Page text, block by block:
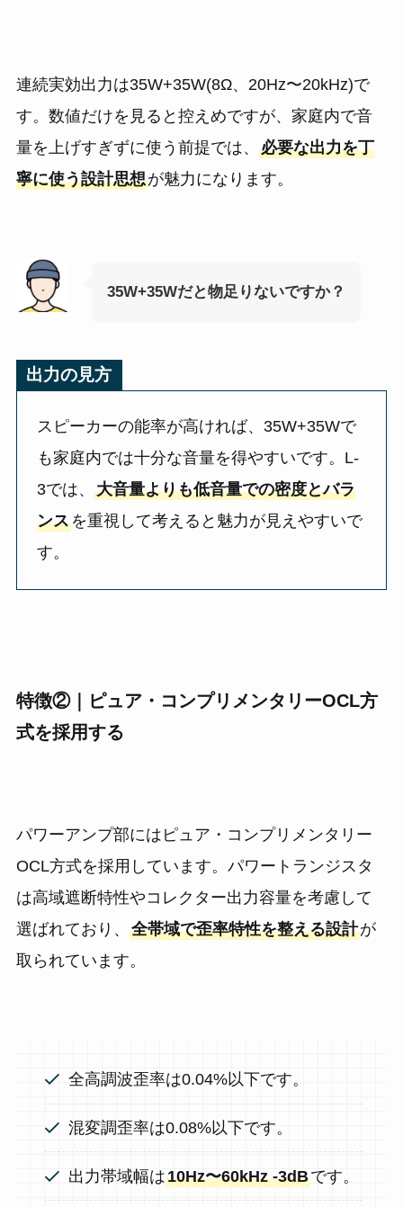
連続実効出力は35W+35W(8Ω、20Hz〜20kHz)で
す。数値だけを見ると控えめですが、家庭内で音
量を上げすぎずに使う前提では、 必要な出力を丁
寧に使う設計思想が魅力になります。
35W+35Wだと物足りないですか？
出力の見方
スピーカーの能率が高ければ、35W+35Wで
も家庭内では十分な音量を得やすいです。L-
3では、大音量よりも低音量での密度とバラ
ンスを重視して考えると魅力が見えやすいで
す。
特徴②｜ピュア・コンプリメンタリーOCL方
式を採用する
パワーアンプ部にはピュア・コンプリメンタリー
OCL方式を採用しています。パワートランジスタ
は高域遮断特性やコレクター出力容量を考慮して
選ばれており、 全帯域で歪率特性を整える設計が
取られています。
全高調波歪率は0.04%以下です。
混変調歪率は0.08%以下です。
出力帯域幅は10Hz〜60kHz -3dBです。